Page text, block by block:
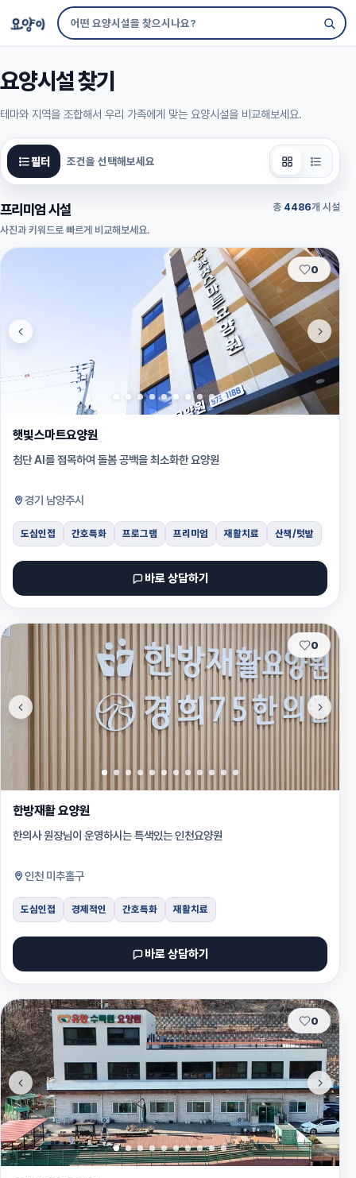
요양시설 찾기
테마와 지역을 조합해서 우리 가족에게 맞는 요양시설을 비교해보세요.
필터 조건을 선택해보세요
프리미엄 시설
사진과 키워드로 빠르게 비교해보세요.
총 4486개 시설
0
햇빛스마트요양원
첨단 AI를 접목하여 돌봄 공백을 최소화한 요양원
경기 남양주시
도심인접 간호특화 프로그램 프리미엄 재활치료 산책/텃밭
바로 상담하기
0
한방재활 요양원
한의사 원장님이 운영하시는 특색있는 인천요양원
인천 미추홀구
도심인접 경제적인 간호특화 재활치료
바로 상담하기
0